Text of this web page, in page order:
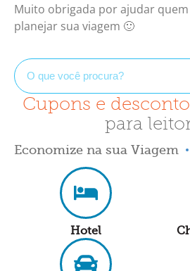
Muito obrigada por ajudar
planejar sua viagem 🙂
Cupons e
para
Economize na sua Viagem
Hotel